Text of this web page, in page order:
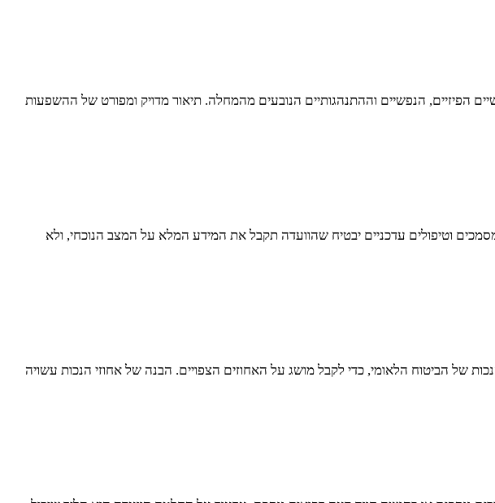
הפיזיים, הנפשיים וההתנהגותיים הנובעים מהמחלה. תיאור מדויק ומפורט של ההשפעות
וטיפולים עדכניים יבטיח שהוועדה תקבל את המידע המלא על המצב הנוכחי, ולא
של הביטוח הלאומי, כדי לקבל מושג על האחוזים הצפויים. הבנה של אחוזי הנכות עשויה